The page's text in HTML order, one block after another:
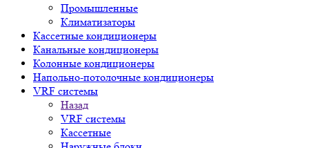
Промышленные
Климатизаторы
Кассетные кондиционеры
Канальные кондиционеры
Колонные кондиционеры
Напольно-потолочные кондиционеры
VRF системы
Назад
VRF системы
Кассетные